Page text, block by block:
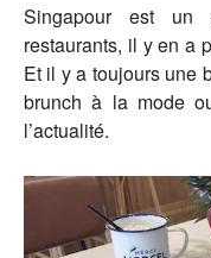
Singapour est un
restaurants, il y en a
Et il y a toujours une
brunch à la mode
l’actualité.